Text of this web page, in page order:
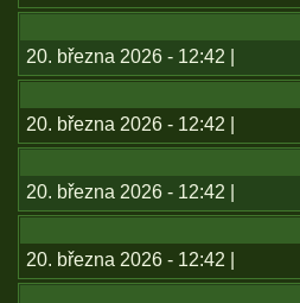
20. března 2026 - 12:42 |
20. března 2026 - 12:42 |
20. března 2026 - 12:42 |
20. března 2026 - 12:42 |